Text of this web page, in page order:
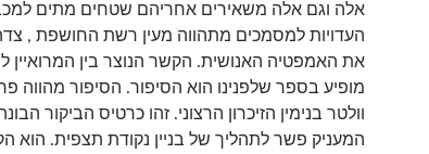
אלה וגם אלה משאירים אחריהם שטחים מתים
העדויות למסמכים מתהווה מעין רשת החושפת ,
את האמפטיה האנושית. הקשר הנוצר בין המרואיין
מופיע בספר שלפנינו הוא הסיפור. הסיפור
וולטר בנימין הזיכרון הרצוני. זהו כרטיס הביקור
המעניק פשר לתהליך של בניין נקודת תצפית. הוא